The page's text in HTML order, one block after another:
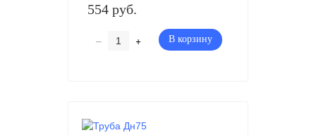
554 руб.
– + В корзину